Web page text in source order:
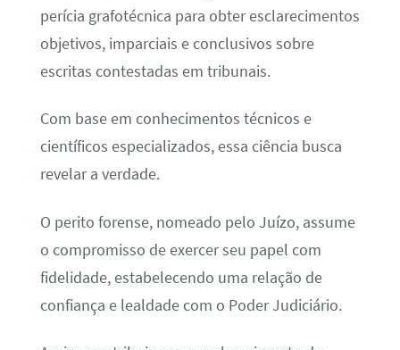
perícia grafotécnica para obter esclarecimentos
objetivos, imparciais e conclusivos sobre
escritas contestadas em tribunais.
Com base em conhecimentos técnicos e
científicos especializados, essa ciência busca
revelar a verdade.
O perito forense, nomeado pelo Juízo, assume
o compromisso de exercer seu papel com
fidelidade, estabelecendo uma relação de
confiança e lealdade com o Poder Judiciário.